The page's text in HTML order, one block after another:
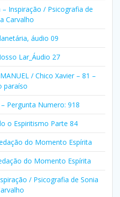
Inspiração / Psicografia de
Carvalho
áudio 09
Lar_Áudio 27
/ Chico Xavier – 81 –
paraíso
Pergunta Numero: 918
o Espiritismo Parte 84
do Momento Espírita
do Momento Espírita
/ Psicografia de Sonia